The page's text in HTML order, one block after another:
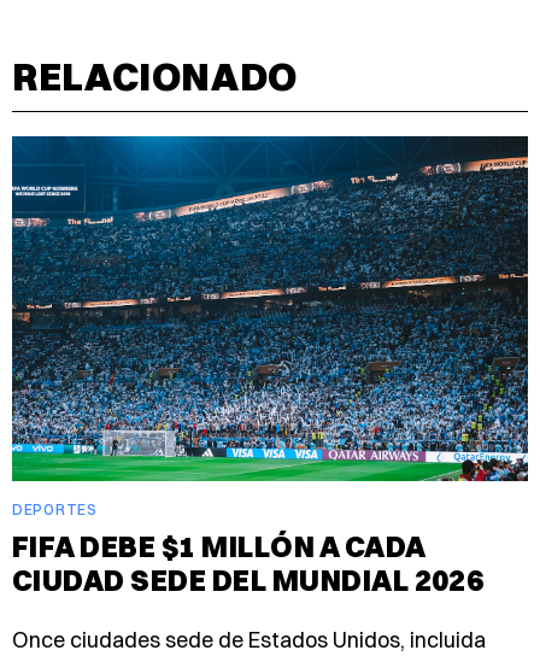
RELACIONADO
DEPORTES
FIFA DEBE $1 MILLÓN A CADA
CIUDAD SEDE DEL MUNDIAL 2026
Once ciudades sede de Estados Unidos, incluida